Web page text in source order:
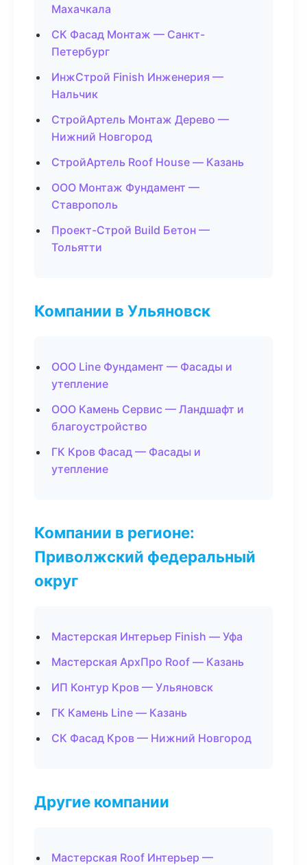
Махачкала
СК Фасад Монтаж — Санкт-
Петербург
ИнжСтрой Finish Инженерия —
Нальчик
СтройАртель Монтаж Дерево —
Нижний Новгород
СтройАртель Roof House — Казань
ООО Монтаж Фундамент —
Ставрополь
Проект-Строй Build Бетон —
Тольятти
Компании в Ульяновск
ООО Line Фундамент — Фасады и
утепление
ООО Камень Сервис — Ландшафт и
благоустройство
ГК Кров Фасад — Фасады и
утепление
Компании в регионе:
Приволжский федеральный
округ
Мастерская Интерьер Finish — Уфа
Мастерская АрхПро Roof — Казань
ИП Контур Кров — Ульяновск
ГК Камень Line — Казань
СК Фасад Кров — Нижний Новгород
Другие компании
Мастерская Roof Интерьер —